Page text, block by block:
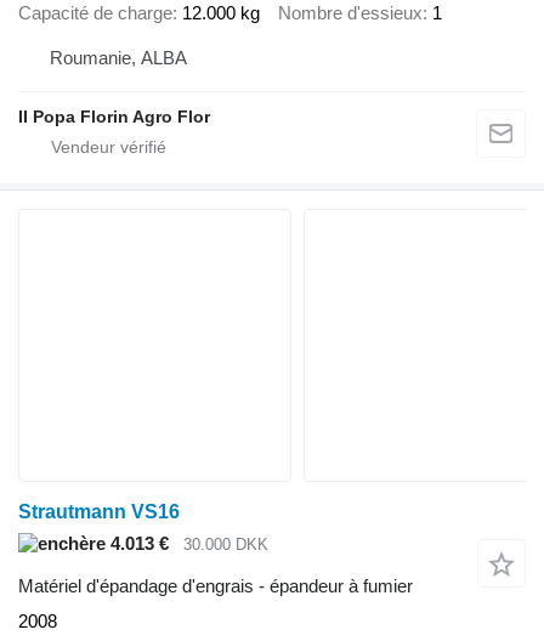
Capacité de charge 12.000 kg Nombre d'essieux 1
Roumanie, ALBA
II Popa Florin Agro Flor
Strautmann VS16
4.013 €
30.000 DKK
Matériel d'épandage d'engrais - épandeur à fumier
2008